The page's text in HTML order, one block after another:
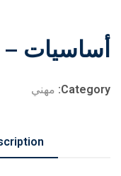
أساسيات –
Category: مهني